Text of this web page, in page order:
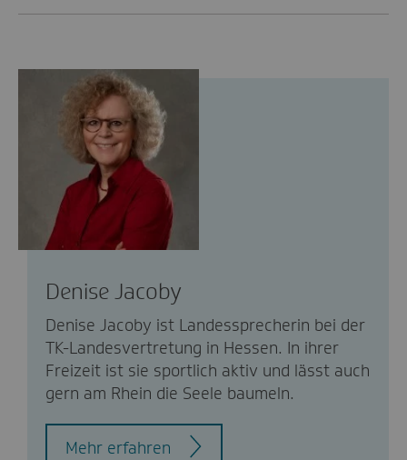
Denise Jacoby
Denise Jacoby ist Landessprecherin bei der
TK-Landesvertretung in Hessen. In ihrer
Freizeit ist sie sportlich aktiv und lässt auch
gern am Rhein die Seele baumeln.
Mehr erfahren